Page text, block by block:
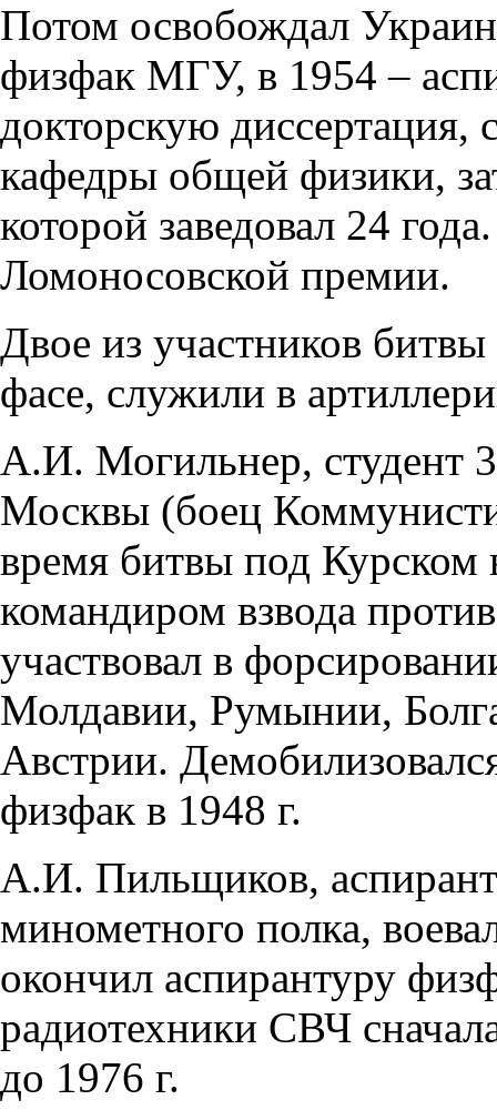
Потом освобождал
физфак МГУ, в 1954 –
докторскую диссертация,
кафедры общей физики,
которой заведовал 24
Ломоносовской премии.
Двое из участников
фасе, служили в
А.И. Могильнер, студент
Москвы (боец
время битвы под Курском
командиром взвода
участвовал в
Молдавии, Румынии,
Австрии.
физфак в 1948 г.
А.И. Пильщиков,
минометного полка,
окончил аспирантуру
радиотехники СВЧ
до 1976 г.